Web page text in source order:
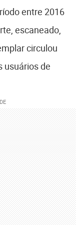
entre 2016
escaneado,
circulou
usuários de